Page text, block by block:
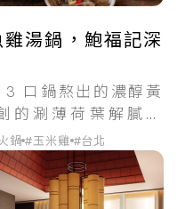
湯鍋，鮑福記深
口鍋熬出的濃醇黃
的涮薄荷葉解膩吃
鍋 #玉米雞 #台北